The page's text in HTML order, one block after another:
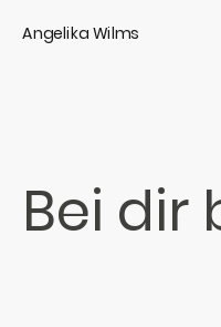
Angelika Wilms
Bei dir